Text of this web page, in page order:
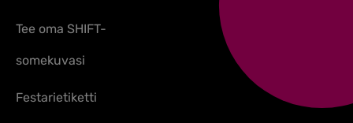
Tee oma SHIFT-
somekuvasi
Festarietiketti